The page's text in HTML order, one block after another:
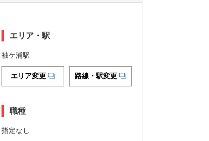
エリア・駅
袖ケ浦駅
エリア変更 路線・駅変更
職種
指定なし